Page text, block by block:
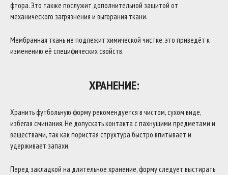
фтора. Это также послужит дополнительной защитой от
механического загрязнения и выгорания ткани.
Мембранная ткань не подлежит химической чистке, это приведёт к
изменению её специфических свойств.
ХРАНЕНИЕ:
Хранить футбольную форму рекомендуется в чистом, сухом виде,
избегая сминания. Не допускать контакта с пахнущими предметами и
веществами, так как пористая структура быстро впитывает и
удерживает запахи.
Перед закладкой на длительное хранение, форму следует выстирать